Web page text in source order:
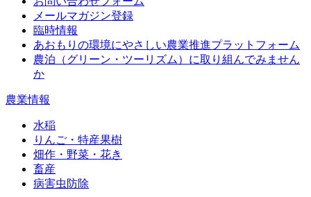
メールマガジン登録
臨時情報
あおもりの環境にやさしい農業推進プラットフォーム
農泊（グリーン・ツーリズム）に取り組んでみません
か
農業情報
水稲
りんご・特産果樹
畑作・野菜・花き
畜産
病害虫防除